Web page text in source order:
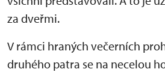
za dveřmi.
V rámci hraných večerních
druhého patra se na necelou